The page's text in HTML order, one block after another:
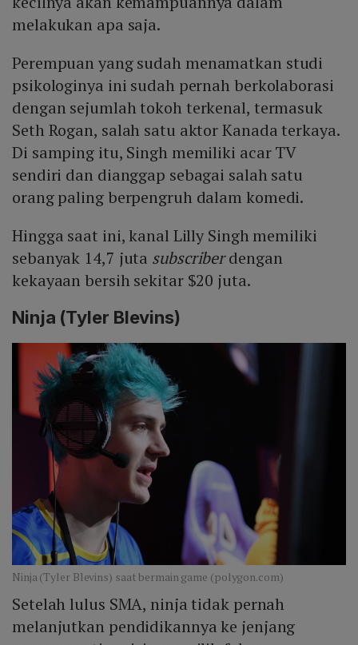
melakukan apa saja.
Perempuan yang sudah menamatkan studi
psikologinya ini sudah pernah berkolaborasi
dengan sejumlah tokoh terkenal, termasuk
Seth Rogan, salah satu aktor Kanada terkaya.
Di samping itu, Singh memiliki acar TV
sendiri dan dianggap sebagai salah satu
orang paling berpengruh dalam komedi.
Hingga saat ini, kanal Lilly Singh memiliki
sebanyak 14,7 juta subscriberdengan
kekayaan bersih sekitar $20 juta.
Ninja (Tyler Blevins)
Ninja (Tyler Blevins) saat bermain game (polygon.com)
Setelah lulus SMA, ninja tidak pernah
melanjutkan pendidikannya ke jenjang